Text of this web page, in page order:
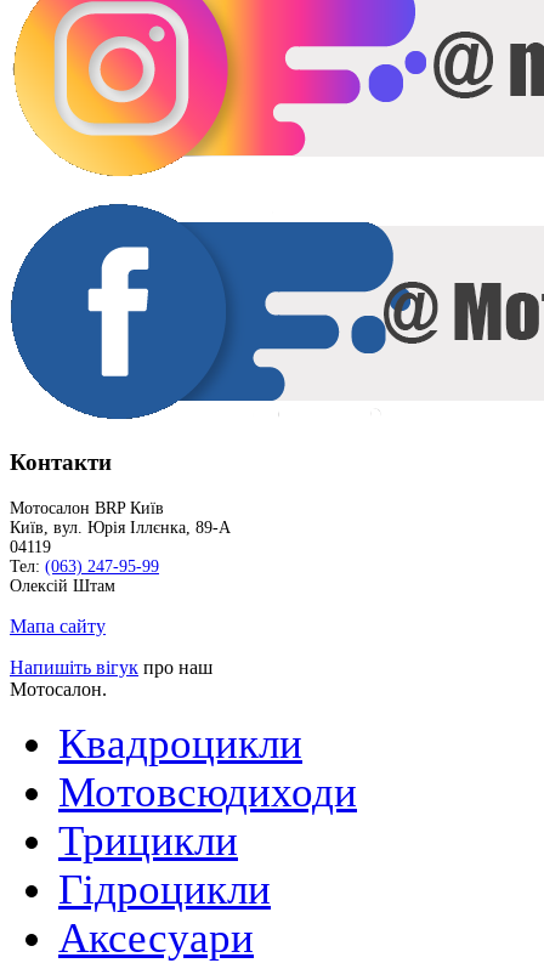
Контакти
Мотосалон BRP Київ
Київ вул. Юрія Іллєнка, 89-А
04119
Тел: (063) 247-95-99
Олексій Штам
Мапа сайту
Напишіть вігук про наш
Мотосалон.
Квадроцикли
Мотовсюдиходи
Трицикли
Гідроцикли
Аксесуари